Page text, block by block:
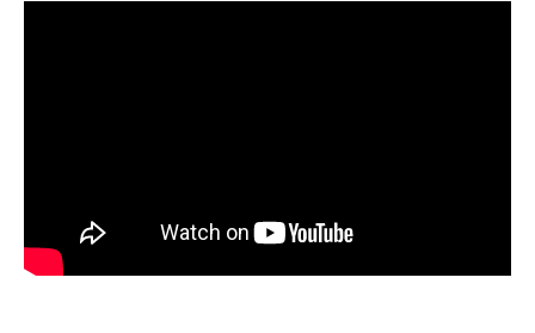
お笑い介護予防トレーナー考案の体操法